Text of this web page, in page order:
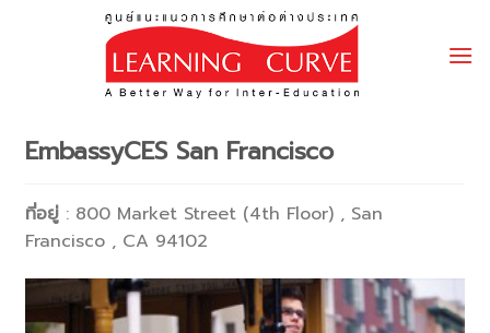
EmbassyCES San Francisco
ที่อยู่ : 800 Market Street (4th Floor) , San
Francisco , CA 94102